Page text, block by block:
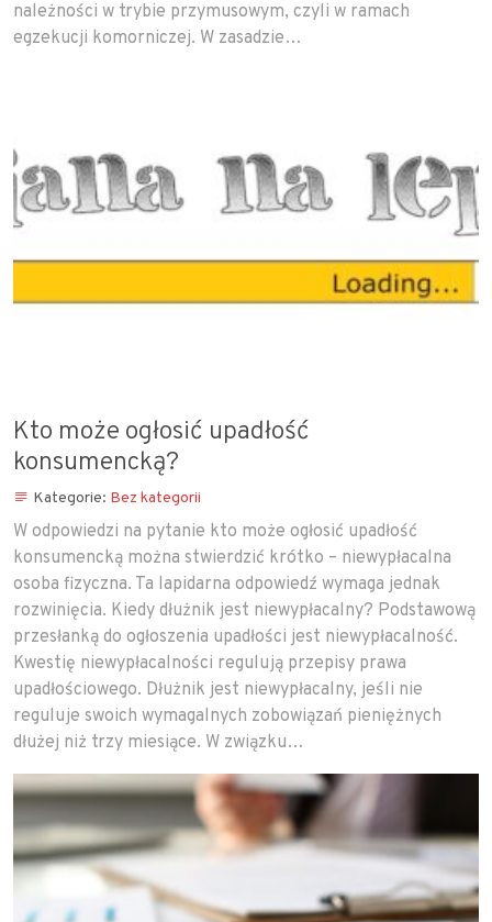
należności w trybie przymusowym, czyli w ramach
egzekucji komorniczej. W zasadzie…
Kto może ogłosić upadłość
konsumencką?
Kategorie: Bez kategorii
W odpowiedzi na pytanie kto może ogłosić upadłość
konsumencką można stwierdzić krótko – niewypłacalna
osoba fizyczna. Ta lapidarna odpowiedź wymaga jednak
rozwinięcia. Kiedy dłużnik jest niewypłacalny? Podstawową
przesłanką do ogłoszenia upadłości jest niewypłacalność.
Kwestię niewypłacalności regulują przepisy prawa
upadłościowego. Dłużnik jest niewypłacalny, jeśli nie
reguluje swoich wymagalnych zobowiązań pieniężnych
dłużej niż trzy miesiące. W związku…